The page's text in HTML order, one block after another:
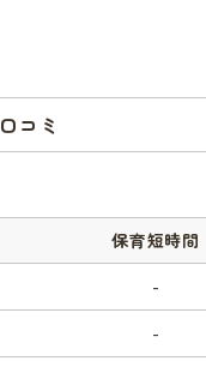
口コミ
保育短時間
-
-